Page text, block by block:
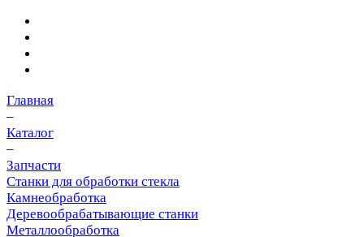
Главная
–
Каталог
–
Запчасти
Станки для обработки стекла
Камнеобработка
Деревообрабатывающие станки
Металлообработка